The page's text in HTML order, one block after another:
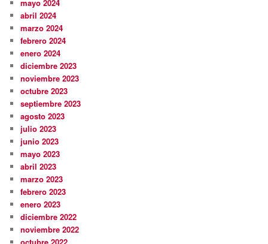
mayo 2024
abril 2024
marzo 2024
febrero 2024
enero 2024
diciembre 2023
noviembre 2023
octubre 2023
septiembre 2023
agosto 2023
julio 2023
junio 2023
mayo 2023
abril 2023
marzo 2023
febrero 2023
enero 2023
diciembre 2022
noviembre 2022